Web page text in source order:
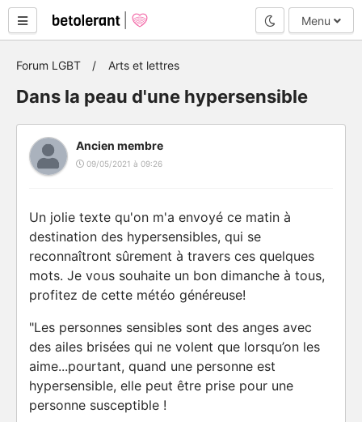
Mode nuit
Menu
Forum LGBT Arts et lettres
Dans la peau d'une hypersensible
Ancien membre
09/05/2021 à 09:26
Un jolie texte qu'on m'a envoyé ce matin à
destination des hypersensibles, qui se
reconnaîtront sûrement à travers ces quelques
mots. Je vous souhaite un bon dimanche à tous,
profitez de cette météo généreuse!
"Les personnes sensibles sont des anges avec
des ailes brisées qui ne volent que lorsqu’on les
aime...pourtant, quand une personne est
hypersensible, elle peut être prise pour une
personne susceptible !